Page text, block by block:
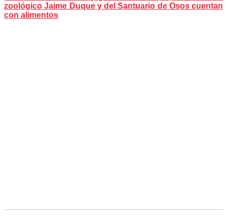
zoológico Jaime Duque y del Santuario de Osos cuentan
con alimentos